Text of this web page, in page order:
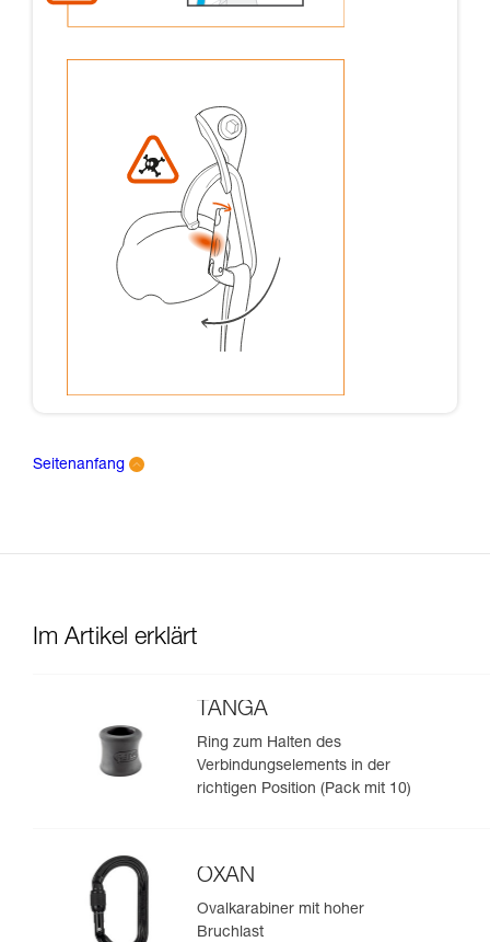
Seitenanfang
Im Artikel erklärt
TANGA
Ring zum Halten des
Verbindungselements in der
richtigen Position (Pack mit 10)
OXAN
Ovalkarabiner mit hoher
Bruchlast